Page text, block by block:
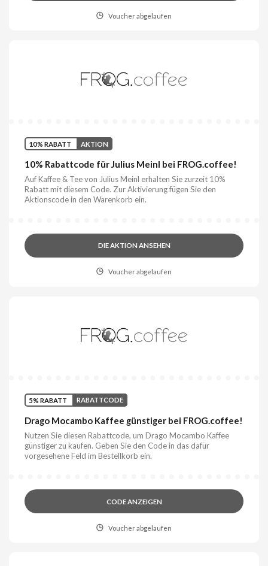
Voucher abgelaufen
10% RABATT AKTION
10% Rabattcode für Julius Meinl bei FROG.coffee!
Auf Kaffee & Tee von Julius Meinl erhalten Sie zurzeit 10%
Rabatt mit diesem Code. Zur Aktivierung fügen Sie den
Aktionscode in den Warenkorb ein.
DIE AKTION ANSEHEN
Voucher abgelaufen
5% RABATT RABATTCODE
Drago Mocambo Kaffee günstiger bei FROG.coffee!
Nutzen Sie diesen Rabattcode, um Drago Mocambo Kaffee
günstiger zu kaufen. Geben Sie den Code in das dafür
vorgesehene Feld im Bestellkorb ein.
CODE ANZEIGEN
Voucher abgelaufen